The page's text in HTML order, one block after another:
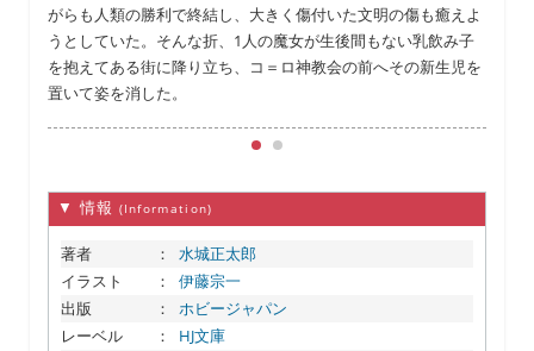
がらも人類の勝利で終結し、大きく傷付いた文明の傷も癒えよ
うとしていた。そんな折、1人の魔女が生後間もない乳飲み子
を抱えてある街に降り立ち、コ＝ロ神教会の前へその新生児を
置いて姿を消した。
▼ 情報 (Information)
著者 ：
水城正太郎
イラスト
：
伊藤宗一
出版
：
ホビージャパン
レーベル
：
HJ文庫